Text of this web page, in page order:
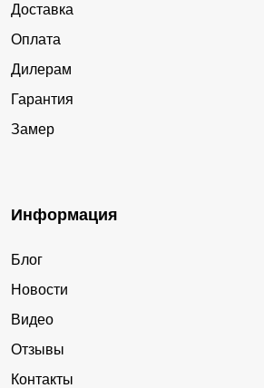
Доставка
Оплата
Дилерам
Гарантия
Замер
Информация
Блог
Новости
Видео
Отзывы
Контакты